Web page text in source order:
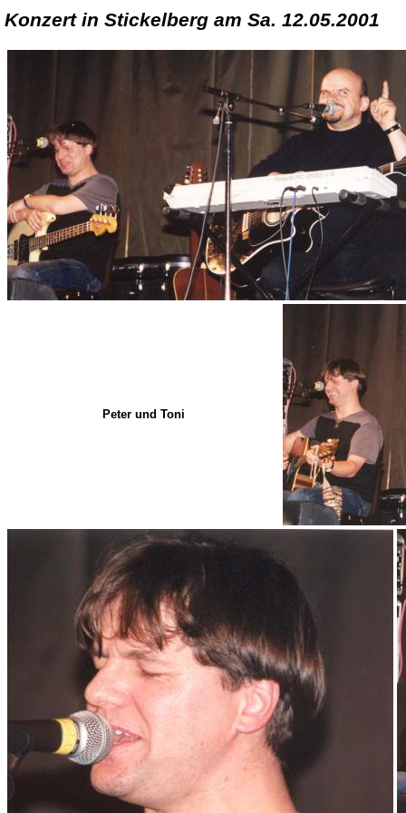
Konzert in Stickelberg am Sa. 12.05.2001
Peter und Toni